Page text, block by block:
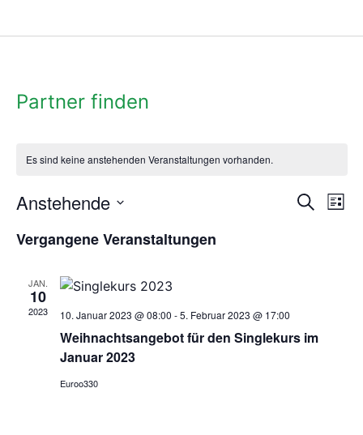
Partner finden
Es sind keine anstehenden Veranstaltungen vorhanden.
SucheListe
Anstehende
wählen.
Vergangene Veranstaltungen
JAN.
10
2023 10. Januar 2023 @ 08:00 -5. Februar 2023 @ 17:00
Weihnachtsangebot für den Singlekurs im
Januar 2023
Euroo330